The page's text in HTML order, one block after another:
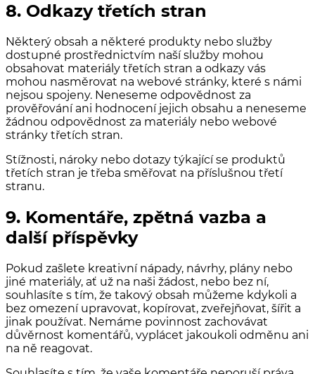
8. Odkazy třetích stran
Některý obsah a některé produkty nebo služby
dostupné prostřednictvím naší služby mohou
obsahovat materiály třetích stran a odkazy vás
mohou nasměrovat na webové stránky, které s námi
nejsou spojeny. Neneseme odpovědnost za
prověřování ani hodnocení jejich obsahu a neneseme
žádnou odpovědnost za materiály nebo webové
stránky třetích stran.
Stížnosti, nároky nebo dotazy týkající se produktů
třetích stran je třeba směřovat na příslušnou třetí
stranu.
9. Komentáře, zpětná vazba a
další příspěvky
Pokud zašlete kreativní nápady, návrhy, plány nebo
jiné materiály, ať už na naši žádost, nebo bez ní,
souhlasíte s tím, že takový obsah můžeme kdykoli a
bez omezení upravovat, kopírovat, zveřejňovat, šířit a
jinak používat. Nemáme povinnost zachovávat
důvěrnost komentářů, vyplácet jakoukoli odměnu ani
na ně reagovat.